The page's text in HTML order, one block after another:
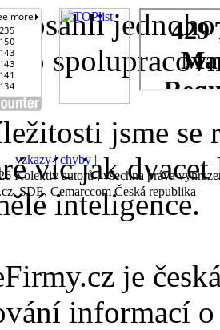
dosáhli
jsme se
víc jak
inteligence.
je
informací
vzkazy |chyby |
Kolektiv autorů , všechna práva
SDE, Cemarccom Česká republika